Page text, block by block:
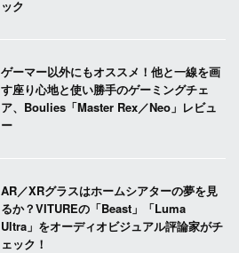
ック
ゲーマー以外にもオススメ！他と一線を画
す座り心地と使い勝手のゲーミングチェ
ア、Boulies「Master Rex／Neo」レビュ
ー
AR／XRグラスはホームシアターの夢を見
るか？VITUREの「Beast」「Luma
Ultra」をオーディオビジュアル評論家がチ
ェック！